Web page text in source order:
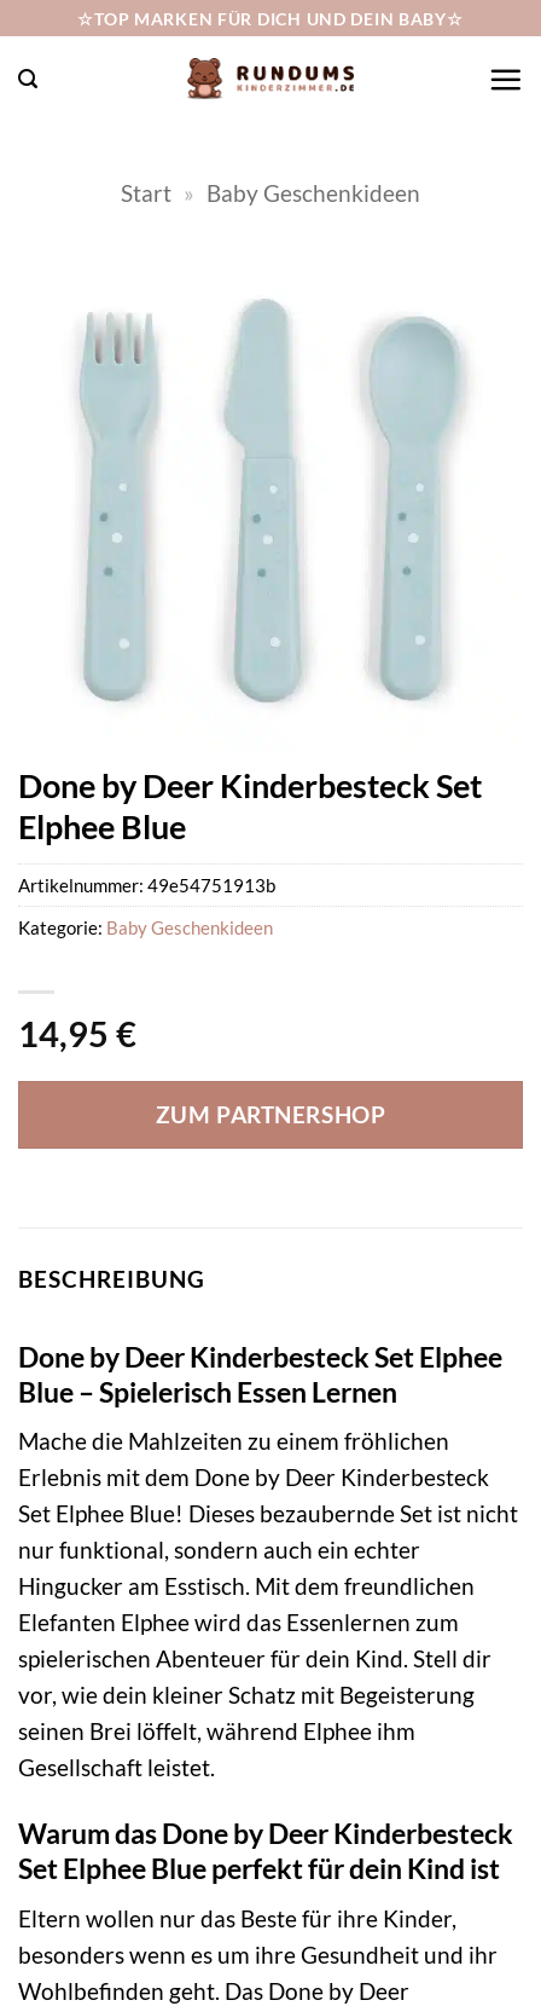
springen
☆TOP MARKEN FÜR DICH UND DEIN BABY☆
Start » Baby Geschenkideen
Done by Deer Kinderbesteck Set
Elphee Blue
14,95 €
ZUM PARTNERSHOP
Artikelnummer: 49e54751913b
Kategorie: Baby Geschenkideen
BESCHREIBUNG
Done by Deer Kinderbesteck Set Elphee
Blue – Spielerisch Essen Lernen
Mache die Mahlzeiten zu einem fröhlichen
Erlebnis mit dem Done by Deer Kinderbesteck
Set Elphee Blue! Dieses bezaubernde Set ist nicht
nur funktional, sondern auch ein echter
Hingucker am Esstisch. Mit dem freundlichen
Elefanten Elphee wird das Essenlernen zum
spielerischen Abenteuer für dein Kind. Stell dir
vor, wie dein kleiner Schatz mit Begeisterung
seinen Brei löffelt, während Elphee ihm
Gesellschaft leistet.
Warum das Done by Deer Kinderbesteck
Set Elphee Blue perfekt für dein Kind ist
Eltern wollen nur das Beste für ihre Kinder,
besonders wenn es um ihre Gesundheit und ihr
Wohlbefinden geht. Das Done by Deer